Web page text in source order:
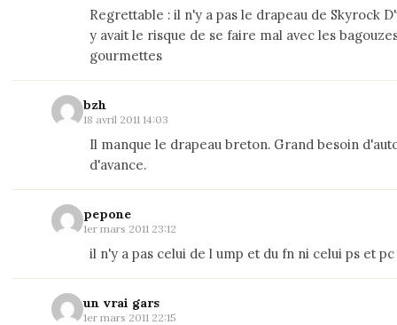
Regrettable : il n'y a pas le drapeau de Skyrock
y avait le risque de se faire mal avec les
gourmettes
bzh
18 avril 2011 14:03
Il manque le drapeau breton. Grand besoin
d'avance.
pepone
1er mars 2011 23:12
il n'y a pas celui de l ump et du fn ni celui ps et pc
un vrai gars
1er mars 2011 22:15